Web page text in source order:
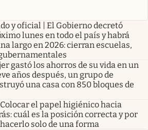
y oficial | El Gobierno decretó
lunes en todo el país y habrá
largo en 2026: cierran escuelas,
gastó los ahorros de su vida en un
años después, un grupo de
una casa con 850 bloques de
Colocar el papel higiénico hacia
cuál es la posición correcta y por
solo de una forma